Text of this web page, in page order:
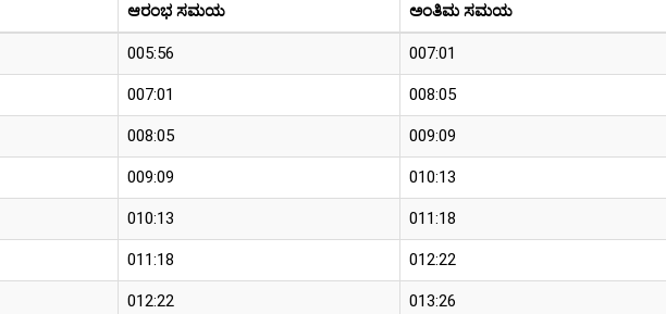
ಆರಂಭ ಸಮಯ ಅಂತಿಮ ಸಮಯ
005:56 007:01
007:01 008:05
008:05 009:09
009:09 010:13
010:13 011:18
011:18 012:22
012:22 013:26